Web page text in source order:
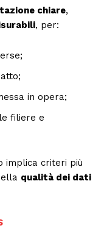
chiare,
, per:
in opera;
filiere e
implica criteri più
qualità dei dati